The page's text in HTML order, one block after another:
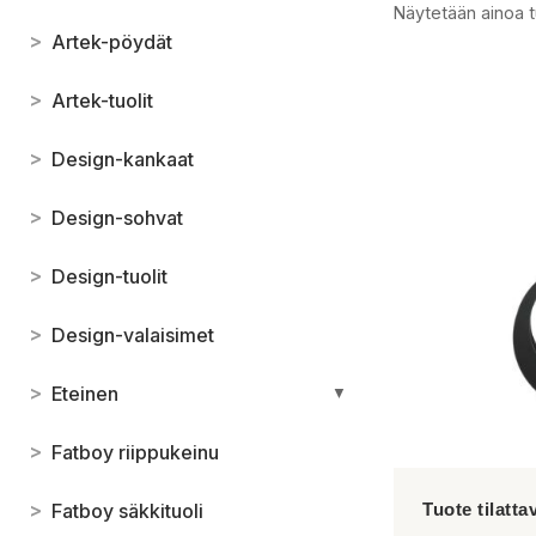
> Artek-pöydät
> Artek-tuolit
> Design-kankaat
> Design-sohvat
> Design-tuolit
> Design-valaisimet
> Eteinen ▼
> Fatboy riippukeinu
> Fatboy säkkituoli
Näytetään ainoa